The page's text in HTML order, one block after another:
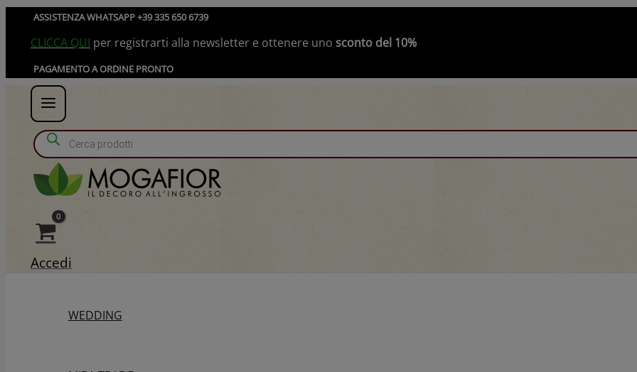
contenuto
ASSISTENZA WHATSAPP +39 335 650 6739
CLICCA QUI per registrarti alla newsletter e ottenere uno sconto del 10%
PAGAMENTO A ORDINE PRONTO
Products search
Accedi
WEDDING
modal-check